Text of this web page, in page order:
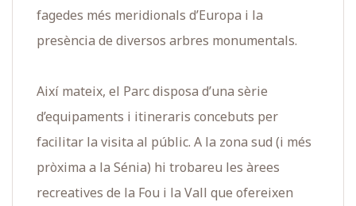
fagedes més meridionals d’Europa i la
presència de diversos arbres monumentals.
Així mateix, el Parc disposa d’una sèrie
d’equipaments i itineraris concebuts per
facilitar la visita al públic. A la zona sud (i més
pròxima a la Sénia) hi trobareu les àrees
recreatives de la Fou i la Vall que ofereixen